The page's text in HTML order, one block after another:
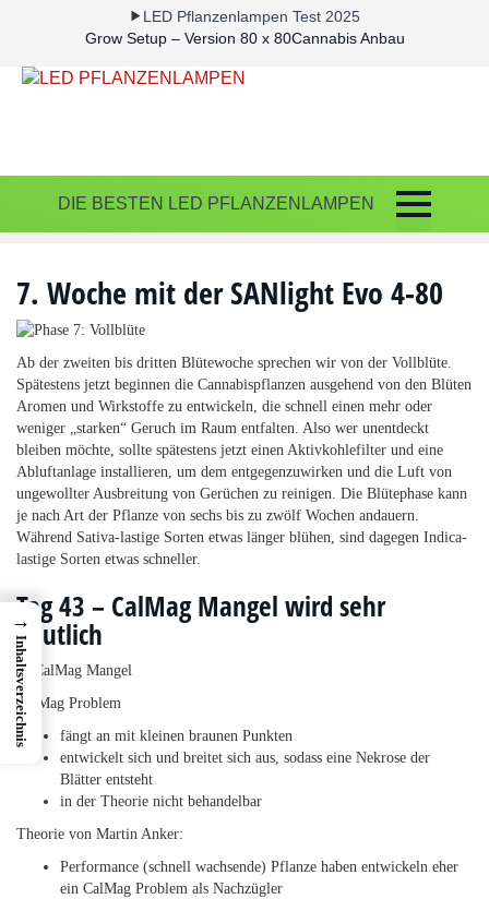
LED Pflanzenlampen Test 2025
Grow Setup – Version 80 x 80Cannabis Anbau
DIE BESTEN LED PFLANZENLAMPEN
7. Woche mit der SANlight Evo 4-80
Ab der zweiten bis dritten Blütewoche sprechen wir von der Vollblüte.
Spätestens jetzt beginnen die Cannabispflanzen ausgehend von den Blüten
Aromen und Wirkstoffe zu entwickeln, die schnell einen mehr oder
weniger „starken“ Geruch im Raum entfalten. Also wer unentdeckt
bleiben möchte, sollte spätestens jetzt einen Aktivkohlefilter und eine
Abluftanlage installieren, um dem entgegenzuwirken und die Luft von
ungewollter Ausbreitung von Gerüchen zu reinigen. Die Blütephase kann
je nach Art der Pflanze von sechs bis zu zwölf Wochen andauern.
Während Sativa-lastige Sorten etwas länger blühen, sind dagegen Indica-
lastige Sorten etwas schneller.
Tag 43 – CalMag Mangel wird sehr
deutlich
CalMag Problem
fängt an mit kleinen braunen Punkten
entwickelt sich und breitet sich aus, sodass eine Nekrose der
Blätter entsteht
in der Theorie nicht behandelbar
Theorie von Martin Anker:
Performance (schnell wachsende) Pflanze haben entwickeln eher
ein CalMag Problem als Nachzügler
→
Inhaltsverzeichnis